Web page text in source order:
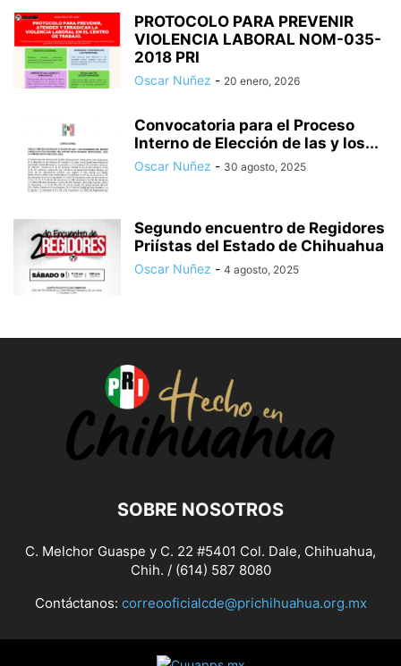
PROTOCOLO PARA PREVENIR
VIOLENCIA LABORAL NOM-035-
2018 PRI
Oscar Nuñez - 20 enero, 2026
Convocatoria para el Proceso
Interno de Elección de las y los...
Oscar Nuñez - 30 agosto, 2025
Segundo encuentro de Regidores
Priístas del Estado de Chihuahua
Oscar Nuñez - 4 agosto, 2025
SOBRE NOSOTROS
C. Melchor Guaspe y C. 22 #5401 Col. Dale, Chihuahua,
Chih. / (614) 587 8080
Contáctanos: correooficialcde@prichihuahua.org.mx